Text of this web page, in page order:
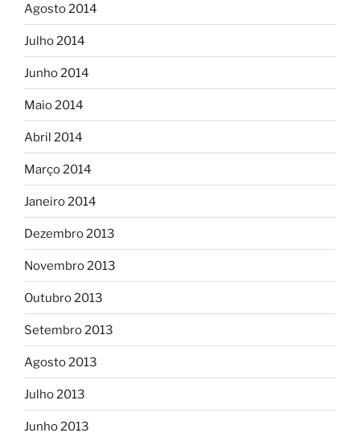
Agosto 2014
Julho 2014
Junho 2014
Maio 2014
Abril 2014
Março 2014
Janeiro 2014
Dezembro 2013
Novembro 2013
Outubro 2013
Setembro 2013
Agosto 2013
Julho 2013
Junho 2013